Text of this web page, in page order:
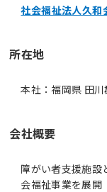
社会福祉法人久和
所在地
本社：福岡県 田
会社概要
障がい者支援施設
会福祉事業を展開